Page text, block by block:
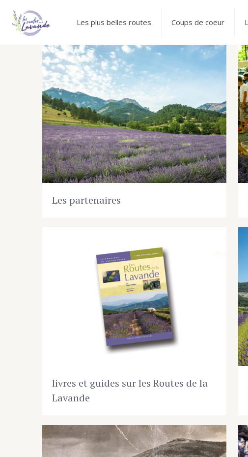
Les plus belles routes Coups de coeur
Les partenaires
livres et guides sur les Routes de la
Lavande